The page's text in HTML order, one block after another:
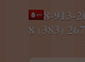
8-913-
8 (383)
ПН-ПТ 8-